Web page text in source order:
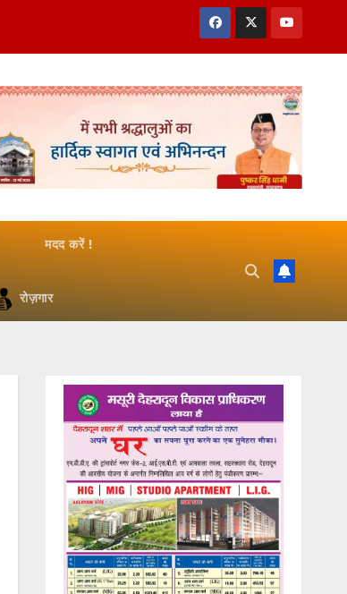
मदद करें !
रोज़गार